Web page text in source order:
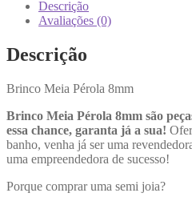
Descrição
Avaliações (0)
Descrição
Brinco Meia Pérola 8mm
Brinco Meia Pérola 8mm são
essa chance, garanta já a sua!
banho, venha já ser uma
uma empreendedora de sucesso!
Porque comprar uma semi joia?